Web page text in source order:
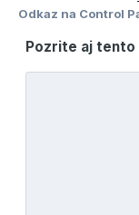
Odkaz na Control
Pozrite aj tento